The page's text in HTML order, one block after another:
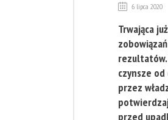
6 lipca 2020
Trwająca
rezultatów.
czynsze
przez
przed